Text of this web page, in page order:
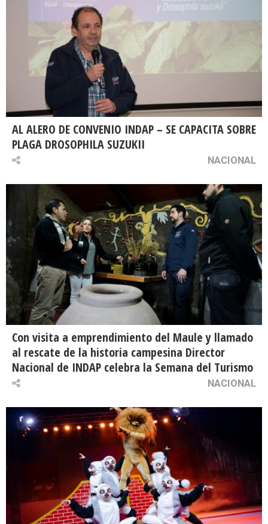
AL ALERO DE CONVENIO INDAP – SE CAPACITA SOBRE
PLAGA DROSOPHILA SUZUKII
NACIONAL
Con visita a emprendimiento del Maule y llamado
al rescate de la historia campesina Director
Nacional de INDAP celebra la Semana del Turismo
NACIONAL